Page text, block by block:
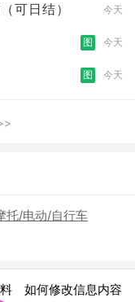
可日结） 今天
图 今天
图 今天
托/电动/自行车
如何修改信息内容